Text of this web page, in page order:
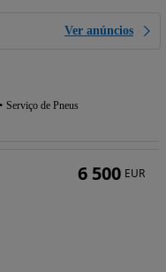
Ver anúncios
Serviço de Pneus
6 500 EUR